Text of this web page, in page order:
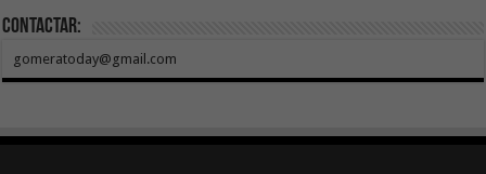
Contactar:
gomeratoday@gmail.com